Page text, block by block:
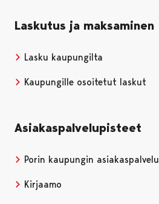
Laskutus ja maksaminen
Lasku kaupungilta
Kaupungille osoitetut laskut
Asiakaspalvelupisteet
Porin kaupungin asiakaspalvelu
Kirjaamo